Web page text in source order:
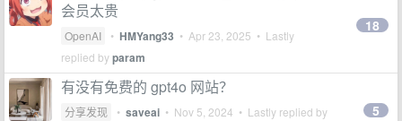
会员太贵
OpenAI • HMYang33 • Apr 23, 2025 • Lastly
replied byparam
18
有没有免费的 gpt4o 网站？
分享发现 • saveai • Nov 5, 2024 • Lastly replied by 5